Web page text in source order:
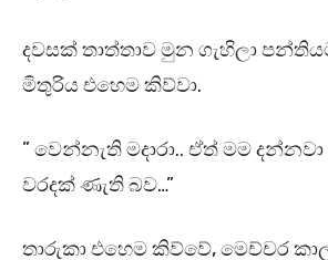
දවසක් තාත්තාව මුන ගැහිලා
මිතුරිය එහෙම කිව්වා.
” වෙන්නැති මදාරා.. ඒත් මම
වරදක් ණැති බව…”
තාරුකා එහෙම කිව්වේ, මෙච්චර